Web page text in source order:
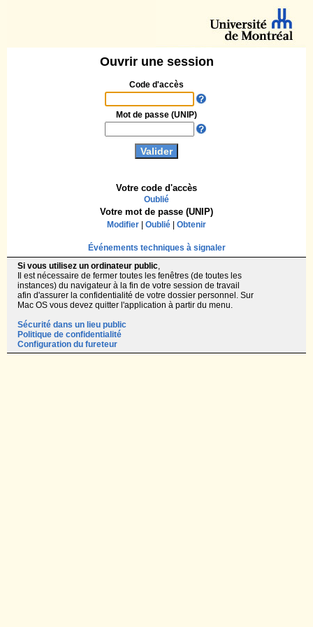
Ouvrir une session
Code d'accès
Votre code d'accès
Oublié
Mot de passe (UNIP)
Votre mot de passe (UNIP)
Modifier Oublié Obtenir
Événements techniques à signaler
Si vous utilisez un ordinateur public,
Il est nécessaire de fermer toutes les fenêtres (de toutes les
instances) du navigateur à la fin de votre session de travail
afin d'assurer la confidentialité de votre dossier personnel. Sur
Mac OS vous devez quitter l'application à partir du menu.
Sécurité dans un lieu public
Politique de confidentialité
Configuration du fureteur